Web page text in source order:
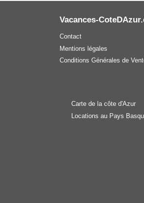
Vacances-
Contact
Mentions légales
Conditions Générales de
Carte de la côte d'Azur
Locations au Pays